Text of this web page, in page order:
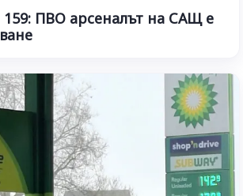
ПВО арсеналът на САЩ е